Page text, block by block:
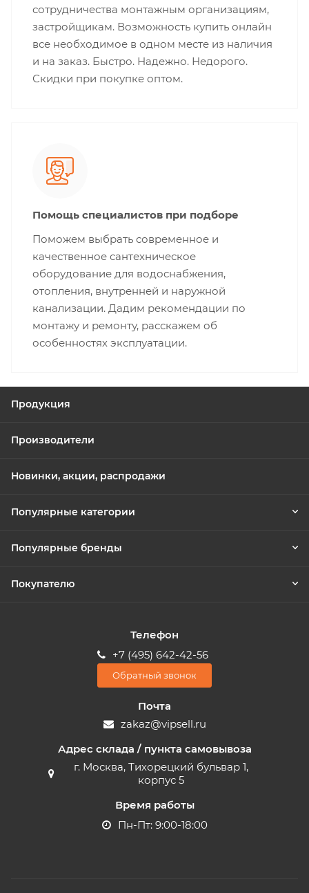
сотрудничества монтажным организациям,
застройщикам. Возможность купить онлайн
все необходимое в одном месте из наличия
и на заказ. Быстро. Надежно. Недорого.
Скидки при покупке оптом.
Помощь специалистов при подборе
Поможем выбрать современное и
качественное сантехническое
оборудование для водоснабжения,
отопления, внутренней и наружной
канализации. Дадим рекомендации по
монтажу и ремонту, расскажем об
особенностях эксплуатации.
Продукция
Производители
Новинки, акции, распродажи
Популярные категории
Популярные бренды
Покупателю
Телефон
+7 (495) 642-42-56
Обратный звонок
Почта
zakaz@vipsell.ru
Адрес склада / пункта самовывоза
г. Москва, Тихорецкий бульвар 1,
корпус 5
Время работы
Пн-Пт: 9:00-18:00